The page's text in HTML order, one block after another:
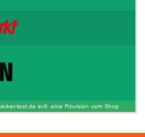
test.de evtl. eine Provision vom Shop